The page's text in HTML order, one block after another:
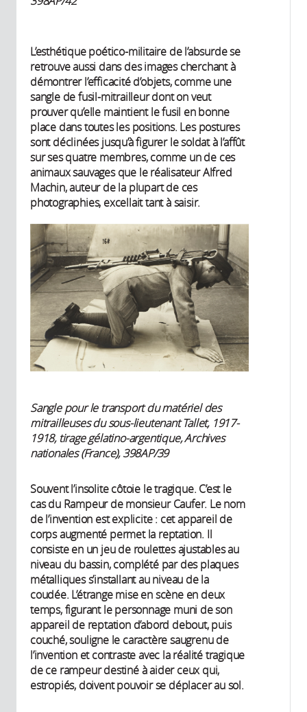
L’esthétique poético-militaire de l’absurde se
retrouve aussi dans des images cherchant à
démontrer l’efficacité d’objets, comme une
sangle de fusil-mitrailleur dont on veut
prouver qu’elle maintient le fusil en bonne
place dans toutes les positions. Les postures
sont déclinées jusqu’à figurer le soldat à l’affût
sur ses quatre membres, comme un de ces
animaux sauvages que le réalisateur Alfred
Machin, auteur de la plupart de ces
photographies, excellait tant à saisir.
Sangle pour le transport du matériel des
mitrailleuses du sous-lieutenant Tallet, 1917-
1918, tirage gélatino-argentique, Archives
nationales (France), 398AP/39
Souvent l’insolite côtoie le tragique. C’est le
cas du Rampeur de monsieur Caufer. Le nom
de l’invention est explicite : cet appareil de
corps augmenté permet la reptation. Il
consiste en un jeu de roulettes ajustables au
niveau du bassin, complété par des plaques
métalliques s’installant au niveau de la
coudée. L’étrange mise en scène en deux
temps, figurant le personnage muni de son
appareil de reptation d’abord debout, puis
couché, souligne le caractère saugrenu de
l’invention et contraste avec la réalité tragique
de ce rampeur destiné à aider ceux qui,
estropiés, doivent pouvoir se déplacer au sol.